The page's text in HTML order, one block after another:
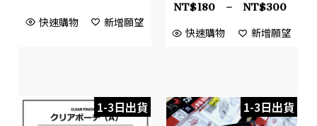
快速購物 新增願望
NT$180 – NT$300
快速購物 新增願望
1-3日出貨 1-3日出貨